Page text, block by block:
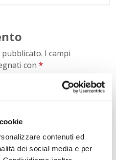
contenuti ed
dei social media e per
I campi
con *